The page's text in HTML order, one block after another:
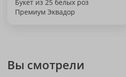
Букет из 25 белых роз
Премиум Эквадор
Вы смотрели